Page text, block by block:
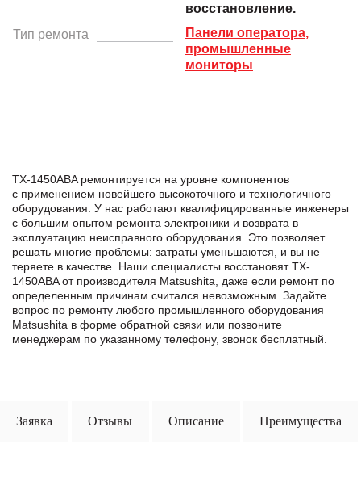
восстановление.
Тип ремонта
Панели оператора,
промышленные
мониторы
TX-1450ABA ремонтируется на уровне компонентов
с применением новейшего высокоточного и технологичного
оборудования. У нас работают квалифицированные инженеры
с большим опытом ремонта электроники и возврата в
эксплуатацию неисправного оборудования. Это позволяет
решать многие проблемы: затраты уменьшаются, и вы не
теряете в качестве. Наши специалисты восстановят TX-
1450ABA от производителя Matsushita, даже если ремонт по
определенным причинам считался невозможным. Задайте
вопрос по ремонту любого промышленного оборудования
Matsushita в формe обратной связи или позвоните
менеджерам по указанному телефону, звонок бесплатный.
Заявка Отзывы Описание Преимущества